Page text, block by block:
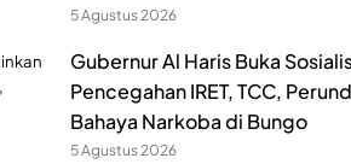
5 Agustus 2026
Gubernur Al Haris Buka
Pencegahan IRET, TCC,
Bahaya Narkoba di Bungo
5 Agustus 2026